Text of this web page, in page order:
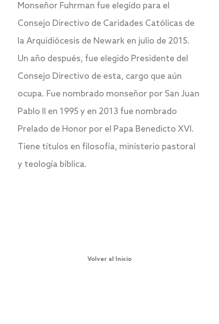
Monseñor Fuhrman fue elegido para el
Consejo Directivo de Caridades Católicas de
la Arquidiócesis de Newark en julio de 2015.
Un año después, fue elegido Presidente del
Consejo Directivo de esta, cargo que aún
ocupa. Fue nombrado monseñor por San Juan
Pablo II en 1995 y en 2013 fue nombrado
Prelado de Honor por el Papa Benedicto XVI.
Tiene títulos en filosofía, ministerio pastoral
y teología bíblica.
Volver al Inicio